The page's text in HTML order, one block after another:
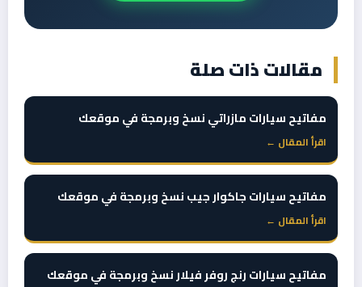
مقالات ذات صلة
مفاتيح سيارات مازراتي نسخ وبرمجة في موقعك
اقرأ المقال ←
مفاتيح سيارات جاكوار جيب نسخ وبرمجة في موقعك
اقرأ المقال ←
مفاتيح سيارات رنج روفر فيلار نسخ وبرمجة في موقعك